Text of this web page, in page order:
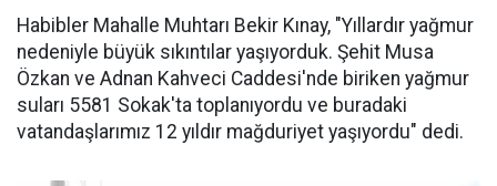
Habibler Mahalle Muhtarı Bekir Kınay, "Yıllardır yağmur
nedeniyle büyük sıkıntılar yaşıyorduk. Şehit Musa
Özkan ve Adnan Kahveci Caddesi'nde biriken yağmur
suları 5581 Sokak'ta toplanıyordu ve buradaki
vatandaşlarımız 12 yıldır mağduriyet yaşıyordu" dedi.